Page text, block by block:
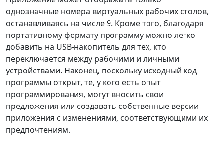
однозначные номера виртуальных рабочих столов,
останавливаясь на числе 9. Кроме того, благодаря
портативному формату программу можно легко
добавить на USB-накопитель для тех, кто
переключается между рабочими и личными
устройствами. Наконец, поскольку исходный код
программы открыт, те, у кого есть опыт
программирования, могут вносить свои
предложения или создавать собственные версии
приложения с изменениями, соответствующими их
предпочтениям.